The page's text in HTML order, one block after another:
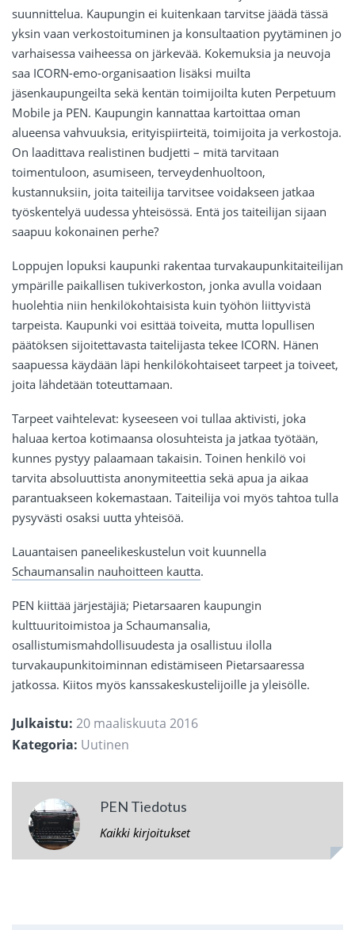
suunnittelua. Kaupungin ei kuitenkaan tarvitse jäädä tässä
yksin vaan verkostoituminen ja konsultaation pyytäminen jo
varhaisessa vaiheessa on järkevää. Kokemuksia ja neuvoja
saa ICORN-emo-organisaation lisäksi muilta
jäsenkaupungeilta sekä kentän toimijoilta kuten Perpetuum
Mobile ja PEN. Kaupungin kannattaa kartoittaa oman
alueensa vahvuuksia, erityispiirteitä, toimijoita ja verkostoja.
On laadittava realistinen budjetti – mitä tarvitaan
toimentuloon, asumiseen, terveydenhuoltoon,
kustannuksiin, joita taiteilija tarvitsee voidakseen jatkaa
työskentelyä uudessa yhteisössä. Entä jos taiteilijan sijaan
saapuu kokonainen perhe?
Loppujen lopuksi kaupunki rakentaa turvakaupunkitaiteilijan
ympärille paikallisen tukiverkoston, jonka avulla voidaan
huolehtia niin henkilökohtaisista kuin työhön liittyvistä
tarpeista. Kaupunki voi esittää toiveita, mutta lopullisen
päätöksen sijoitettavasta taitelijasta tekee ICORN. Hänen
saapuessa käydään läpi henkilökohtaiseet tarpeet ja toiveet,
joita lähdetään toteuttamaan.
Tarpeet vaihtelevat: kyseeseen voi tullaa aktivisti, joka
haluaa kertoa kotimaansa olosuhteista ja jatkaa työtään,
kunnes pystyy palaamaan takaisin. Toinen henkilö voi
tarvita absoluuttista anonymiteettia sekä apua ja aikaa
parantuakseen kokemastaan. Taiteilija voi myös tahtoa tulla
pysyvästi osaksi uutta yhteisöä.
Lauantaisen paneelikeskustelun voit kuunnella
Schaumansalin nauhoitteen kautta.
PEN kiittää järjestäjiä; Pietarsaaren kaupungin
kulttuuritoimistoa ja Schaumansalia,
osallistumismahdollisuudesta ja osallistuu ilolla
turvakaupunkitoiminnan edistämiseen Pietarsaaressa
jatkossa. Kiitos myös kanssakeskustelijoille ja yleisölle.
Julkaistu: 20 maaliskuuta 2016
Kategoria: Uutinen
PEN Tiedotus
Kaikki kirjoitukset